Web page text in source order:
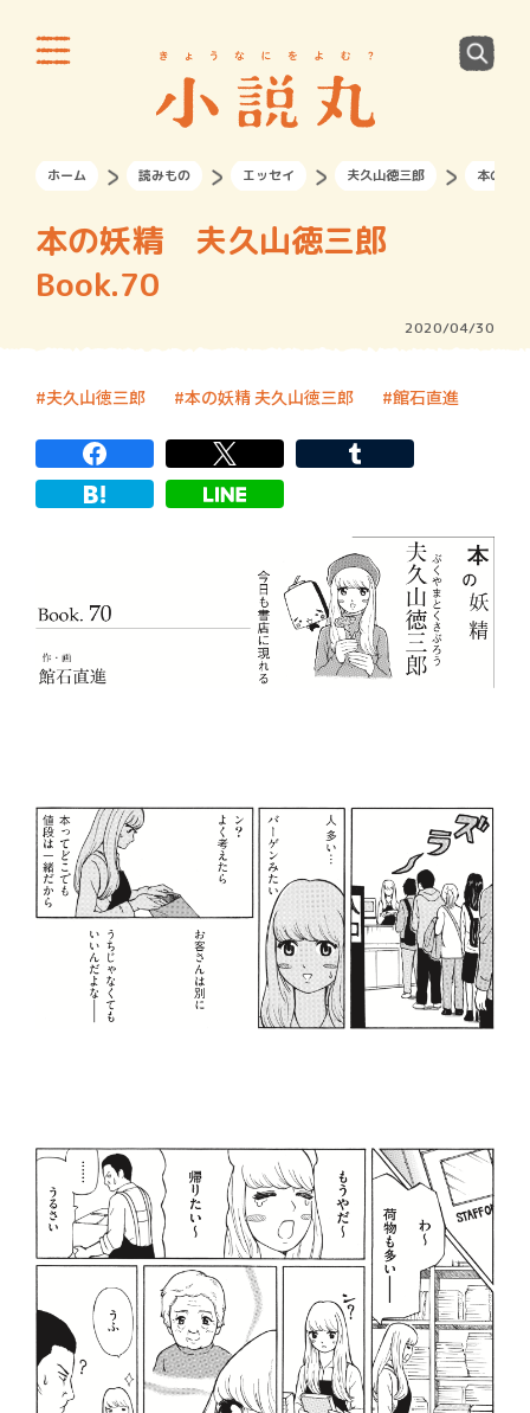
ホーム 読みもの エッセイ 夫久山徳三郎 本の妖
本の妖精 夫久山徳三郎
Book.70
2020/04/30
夫久山徳三郎 本の妖精 夫久山徳三郎 館石直進